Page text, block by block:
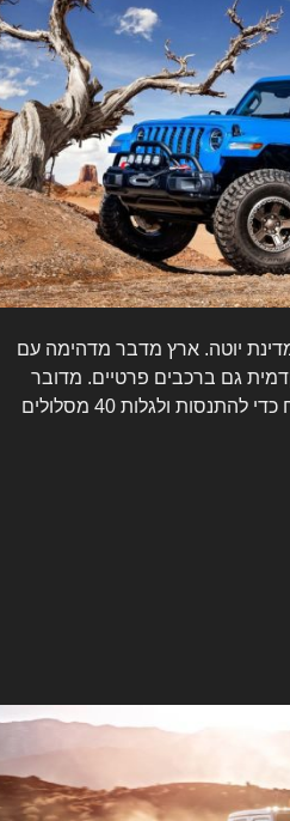
יוטה. ארץ מדבר מדהימה עם
גם ברכבים פרטיים. מדובר
באירוע של 9 ימים אליו מגיעים אוהבי שטח כדי להתנסות ולגלות 40 מסלולים